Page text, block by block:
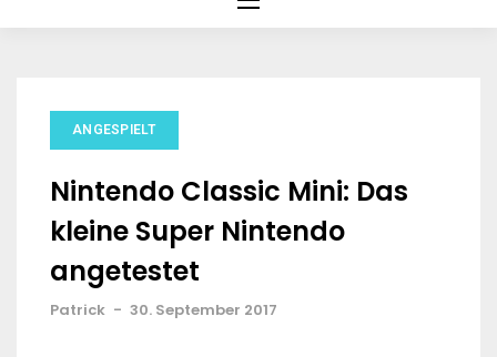
ANGESPIELT
Nintendo Classic Mini: Das
kleine Super Nintendo
angetestet
Patrick - 30. September 2017